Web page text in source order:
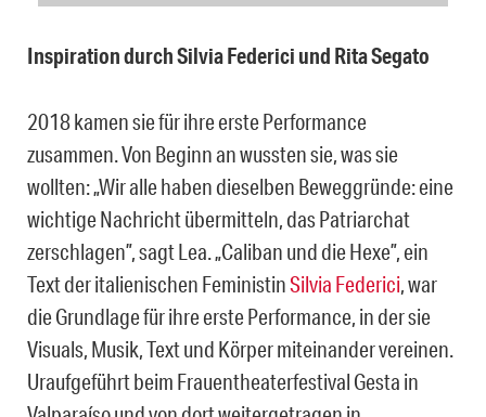
Inspiration durch Silvia Federici und Rita Segato
2018 kamen sie für ihre erste Performance
zusammen. Von Beginn an wussten sie, was sie
wollten: „Wir alle haben dieselben Beweggründe: eine
wichtige Nachricht übermitteln, das Patriarchat
zerschlagen”, sagt Lea. „Caliban und die Hexe”, ein
Text der italienischen FeministinSilvia Federici, war
die Grundlage für ihre erste Performance, in der sie
Visuals, Musik, Text und Körper miteinander vereinen.
Uraufgeführt beim Frauentheaterfestival Gesta in